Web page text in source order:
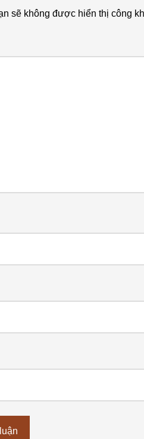
sẽ không được hiển thị công